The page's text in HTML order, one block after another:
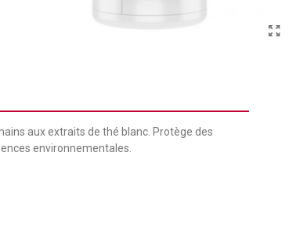
aux extraits de thé blanc. Protège des
environnementales.